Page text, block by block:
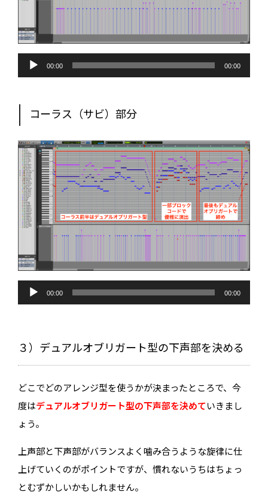
音
プ
ヤ
00:00 00:00
コーラス（サビ）部分
音
プ
00:00 00:00
３）デュアルオブリガート型の下声部を決める
どこでどのアレンジ型を使うかが決まったところで、今
度はデュアルオブリガート型の下声部を決めていきまし
ょう。
上声部と下声部がバランスよく噛み合うような旋律に仕
上げていくのがポイントですが、慣れないうちはちょっ
とむずかしいかもしれません。